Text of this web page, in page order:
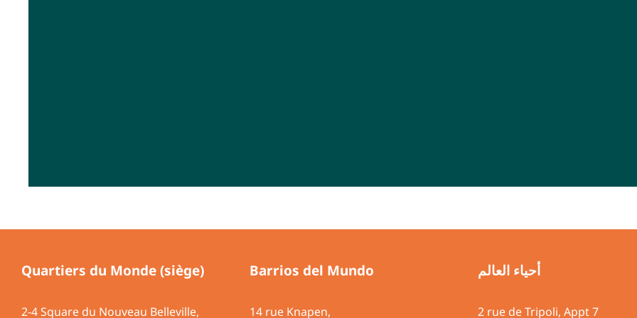
Quartiers du Monde (siège)
2-4 Square du Nouveau Belleville,
Barrios del Mundo
14 rue Knapen,
أحياء العالم
2 rue de Tripoli,